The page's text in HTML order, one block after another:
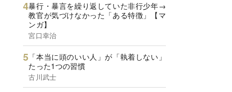
暴行・暴言を繰り返していた非行少年→
教官が気づけなかった「ある特徴」【マ
ンガ】
宮口幸治
「本当に頭のいい人」が「執着しない」
たった1つの習慣
古川武士